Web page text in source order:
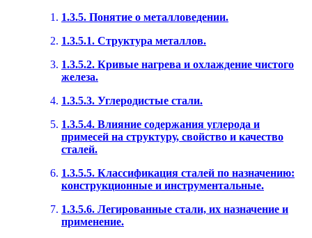
1.3.5. Понятие о металловедении.
1.3.5.1. Структура металлов.
1.3.5.2. Кривые нагрева и охлаждение чистого
железа.
1.3.5.3. Углеродистые стали.
1.3.5.4. Влияние содержания углерода и
примесей на структуру, свойство и качество
сталей.
1.3.5.5. Классификация сталей по назначению:
конструкционные и инструментальные.
1.3.5.6. Легированные стали, их назначение и
применение.